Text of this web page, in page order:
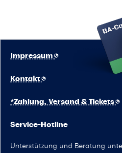
Service-Hotline
Unterstützung und Beratung
Kontakt
Impressum
*Zahlung, Versand & Tickets